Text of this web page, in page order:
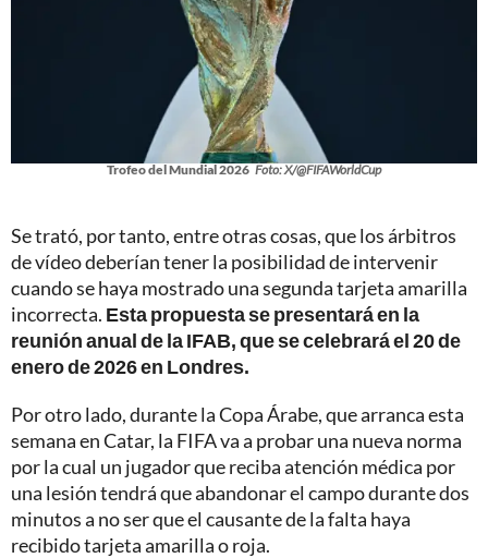
Trofeo del Mundial 2026 Foto: X/@FIFAWorldCup
Se trató, por tanto, entre otras cosas, que los árbitros
de vídeo deberían tener la posibilidad de intervenir
cuando se haya mostrado una segunda tarjeta amarilla
incorrecta. Esta propuesta se presentará en la
reunión anual de la IFAB, que se celebrará el 20 de
enero de 2026 en Londres.
Por otro lado, durante la Copa Árabe, que arranca esta
semana en Catar, la FIFA va a probar una nueva norma
por la cual un jugador que reciba atención médica por
una lesión tendrá que abandonar el campo durante dos
minutos a no ser que el causante de la falta haya
recibido tarjeta amarilla o roja.